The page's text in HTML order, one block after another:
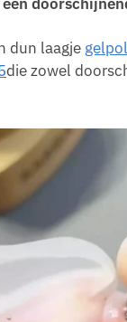
dun laagje
die zowel